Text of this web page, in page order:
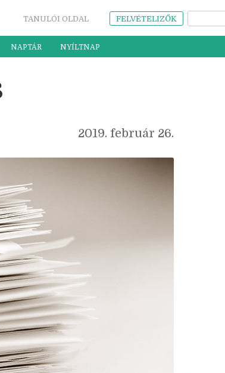
TANULÓI OLDAL FELVÉTELIZŐK
NAPTÁR NYÍLTNAP
2019. február 26.